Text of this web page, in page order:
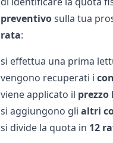
preventivosulla tua
rata:
si effettua una prima
vengono recuperati i
viene applicato il prezzo
si aggiungono gli altri
si divide la quota in 12